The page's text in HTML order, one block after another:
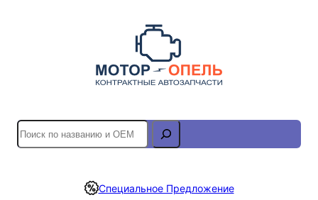
S
e
r
Специальное Предложение